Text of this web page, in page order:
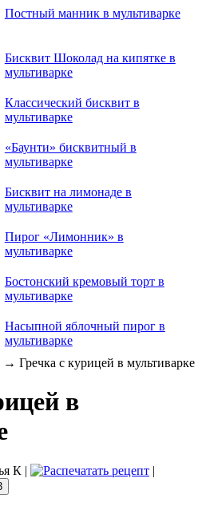
Постный манник в мультиварке
Бисквит Шоколад на кипятке в
мультиварке
Классический бисквит в
мультиварке
«Баунти» бисквитный в
мультиварке
Бисквит на лимонаде в
мультиварке
Пирог «Лимонник» в
мультиварке
Бостонский кремовый торт в
мультиварке
Насыпной яблочный пирог в
мультиварке
→ Гречка с курицей в мультиварке
в
К | |